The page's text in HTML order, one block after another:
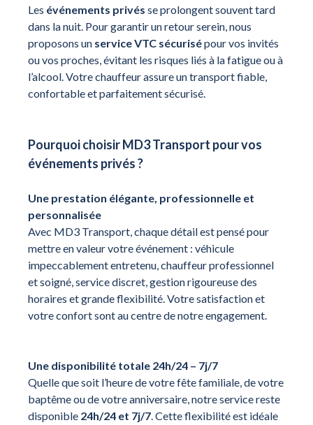
Les événements privés se prolongent souvent tard
dans la nuit. Pour garantir un retour serein, nous
proposons un service VTC sécurisépour vos invités
ou vos proches, évitant les risques liés à la fatigue ou à
l’alcool. Votre chauffeur assure un transport fiable,
confortable et parfaitement sécurisé.
Pourquoi choisir MD3 Transport pour vos
événements privés ?
Une prestation élégante, professionnelle et
personnalisée
Avec MD3 Transport, chaque détail est pensé pour
mettre en valeur votre événement : véhicule
impeccablement entretenu, chauffeur professionnel
et soigné, service discret, gestion rigoureuse des
horaires et grande flexibilité. Votre satisfaction et
votre confort sont au centre de notre engagement.
Une disponibilité totale 24h/24 – 7j/7
Quelle que soit l’heure de votre fête familiale, de votre
baptême ou de votre anniversaire, notre service reste
disponible 24h/24 et 7j/7. Cette flexibilité est idéale